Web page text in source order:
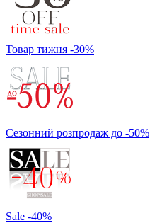
Товар тижня -30%
Сезонний розпродаж до -50%
Sale -40%